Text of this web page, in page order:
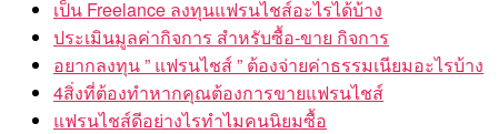
ประเมินมูลค่ากิจการ สำหรับซื้อ-ขาย กิจการ
อยากลงทุน ” แฟรนไชส์ ” ต้องจ่ายค่าธรรมเนียมอะไรบ้าง
4สิ่งที่ต้องทำหากคุณต้องการขายแฟรนไชส์
แฟรนไชส์ดีอย่างไรทำไมคนนิยมซื้อ